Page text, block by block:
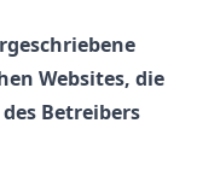
Websites, die
Betreibers